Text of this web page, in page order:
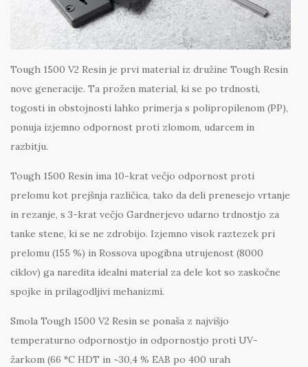
Tough 1500 V2 Resin je prvi material iz družine Tough Resin
nove generacije. Ta prožen material, ki se po trdnosti,
togosti in obstojnosti lahko primerja s polipropilenom (PP),
ponuja izjemno odpornost proti zlomom, udarcem in
razbitju.
Tough 1500 Resin ima 10-krat večjo odpornost proti
prelomu kot prejšnja različica, tako da deli prenesejo vrtanje
in rezanje, s 3-krat večjo Gardnerjevo udarno trdnostjo za
tanke stene, ki se ne zdrobijo. Izjemno visok raztezek pri
prelomu (155 %) in Rossova upogibna utrujenost (8000
ciklov) ga naredita idealni material za dele kot so zaskočne
spojke in prilagodljivi mehanizmi.
Smola Tough 1500 V2 Resin se ponaša z najvišjo
temperaturno odpornostjo in odpornostjo proti UV-
žarkom (66 °C HDT in ~30,4 % EAB po 400 urah